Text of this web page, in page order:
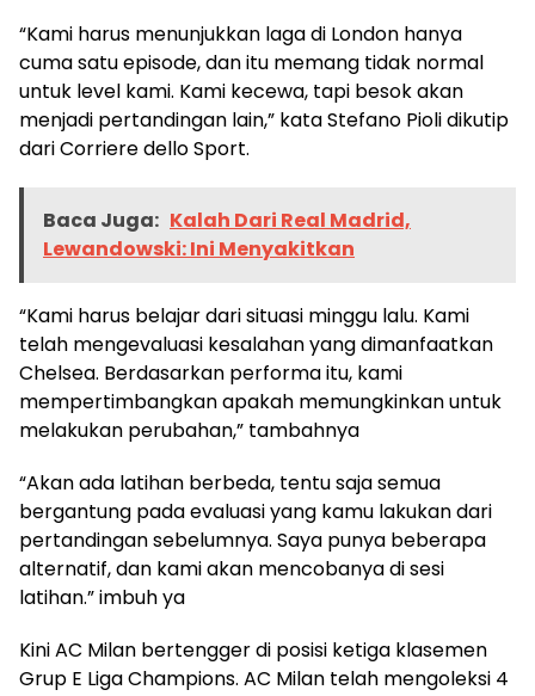
“Kami harus menunjukkan laga di London hanya
cuma satu episode, dan itu memang tidak normal
untuk level kami. Kami kecewa, tapi besok akan
menjadi pertandingan lain,” kata Stefano Pioli dikutip
dari Corriere dello Sport.
Baca Juga: Kalah Dari Real Madrid,
Lewandowski: Ini Menyakitkan
“Kami harus belajar dari situasi minggu lalu. Kami
telah mengevaluasi kesalahan yang dimanfaatkan
Chelsea. Berdasarkan performa itu, kami
mempertimbangkan apakah memungkinkan untuk
melakukan perubahan,” tambahnya
“Akan ada latihan berbeda, tentu saja semua
bergantung pada evaluasi yang kamu lakukan dari
pertandingan sebelumnya. Saya punya beberapa
alternatif, dan kami akan mencobanya di sesi
latihan.” imbuh ya
Kini AC Milan bertengger di posisi ketiga klasemen
Grup E Liga Champions. AC Milan telah mengoleksi 4